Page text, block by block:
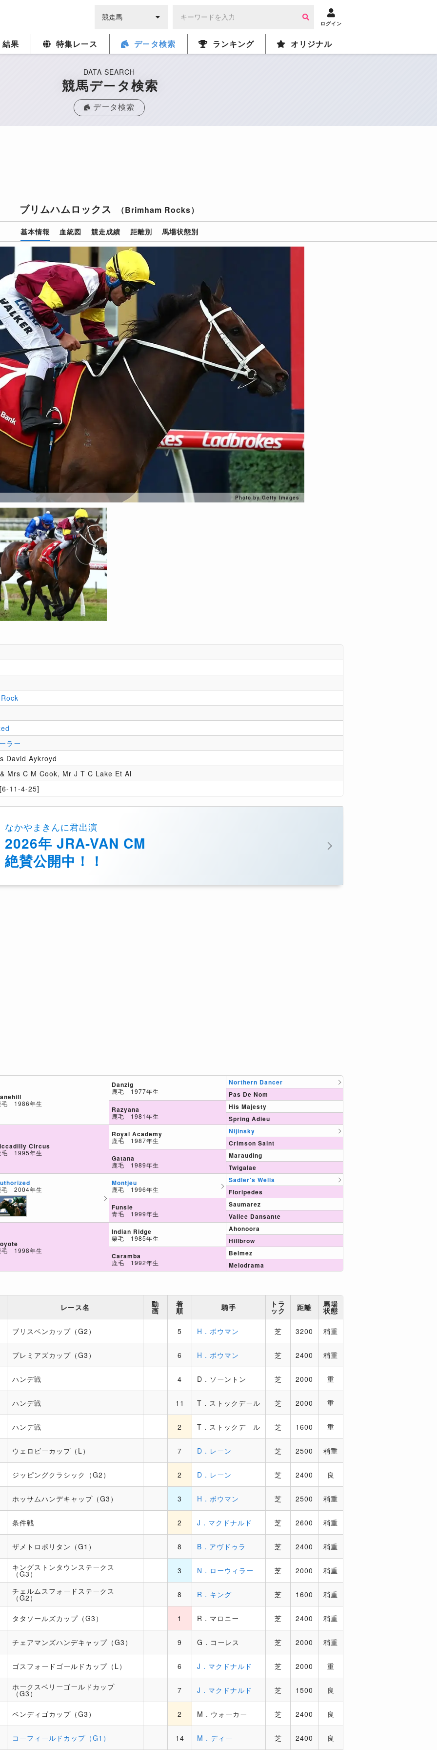
ログイン
果 特集レース データ検索 ランキング オリジナル
DATA SEARCH
競馬データ検索
データ検索
ブリムハムロックス （Brimham Rocks）
基本情報 血統図 競走成績 距離別 馬場状態別
Photo by Getty Images
ラー
David Aykroyd
Mrs C M Cook, Mr J T C Lake Et Al
11-4-25]
なかやまきんに君出演
2026年 JRA-VAN CM
絶賛公開中！！
毛 1986年生
Circus
毛 1995年生
毛 2004年生
毛 1998年生
Danzig
鹿毛 1977年生
Razyana
鹿毛 1981年生
Royal Academy
鹿毛 1987年生
Gatana
鹿毛 1989年生
Montjeu
鹿毛 1996年生
Funsie
青毛 1999年生
Indian Ridge
栗毛 1985年生
Caramba
鹿毛 1992年生
Northern Dancer
Pas De Nom
His Majesty
Spring Adieu
Nijinsky
Crimson Saint
Marauding
Twigalae
Sadler's Wells
Floripedes
Saumarez
Vallee Dansante
Ahonoora
Hillbrow
Belmez
Melodrama
レース名 動
画
着
順 騎手 トラ
ック 距離 馬場
状態
ブリスベンカップ（G2） 5 H．ボウマン 芝 3200 稍重
プレミアズカップ（G3） 6 H．ボウマン 芝 2400 稍重
ハンデ戦 4 D．ソーントン 芝 2000 重
ハンデ戦 11 T．ストックデール 芝 2000 重
ハンデ戦 2 T．ストックデール 芝 1600 重
ウェロビーカップ（L） 7 D．レーン 芝 2500 稍重
ジッピングクラシック（G2） 2 D．レーン 芝 2400 良
ホッサムハンデキャップ（G3） 3 H．ボウマン 芝 2500 稍重
条件戦 2 J．マクドナルド 芝 2600 稍重
ザメトロポリタン（G1） 8 B．アヴドゥラ 芝 2400 稍重
キングストンタウンステークス
（G3） 3 N．ローウィラー 芝 2000 稍重
チェルムスフォードステークス
（G2） 8 R．キング 芝 1600 稍重
タタソールズカップ（G3） 1 R．マロニー 芝 2400 稍重
チェアマンズハンデキャップ（G3） 9 G．コーレス 芝 2000 稍重
ゴスフォードゴールドカップ（L） 6 J．マクドナルド 芝 2000 重
ホークスベリーゴールドカップ
（G3） 7 J．マクドナルド 芝 1500 良
ベンディゴカップ（G3） 2 M．ウォーカー 芝 2400 良
コーフィールドカップ（G1） 14 M．ディー 芝 2400 良